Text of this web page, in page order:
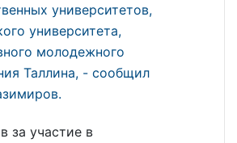
университетов,
университета,
молодежного
Таллина, - сообщил
за участие в